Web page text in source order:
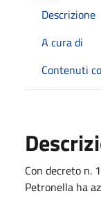
Descrizione
A cura di
Contenuti
Con decreto n.
Petronella ha